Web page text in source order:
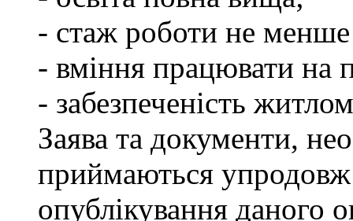
- стаж роботи не
- вміння працювати на
- забезпеченість
Заява та документи,
приймаються упродовж
опублікування даного